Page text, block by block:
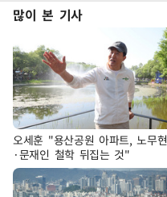
많이 본 기사
오세훈 "용산공원 아파트, 노무현
·문재인 철학 뒤집는 것"